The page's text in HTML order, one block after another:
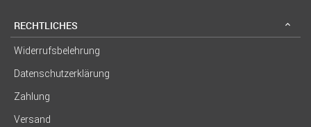
RECHTLICHES
Widerrufsbelehrung
Datenschutzerklärung
Zahlung
Versand